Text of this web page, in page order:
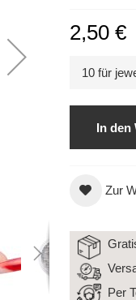
2,50 €
10 für
In den
Zur
Per